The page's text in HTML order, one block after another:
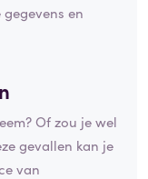
en
Of zou je wel
gevallen kan je
van